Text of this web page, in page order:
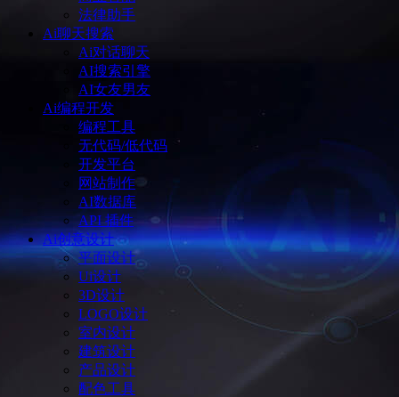
法律助手
Ai聊天搜索
Ai对话聊天
AI搜索引擎
AI女友男友
Ai编程开发
编程工具
无代码/低代码
开发平台
网站制作
AI数据库
API 插件
Ai创意设计
平面设计
Ui设计
3D设计
LOGO设计
室内设计
建筑设计
产品设计
配色工具